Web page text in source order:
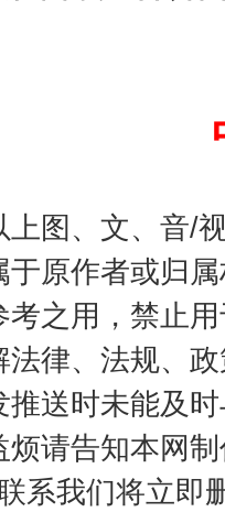
上图、文、音/
原作者或归
考之用，禁止
律、法规、
送时未能及
请告知本网
系我们将立即
谢